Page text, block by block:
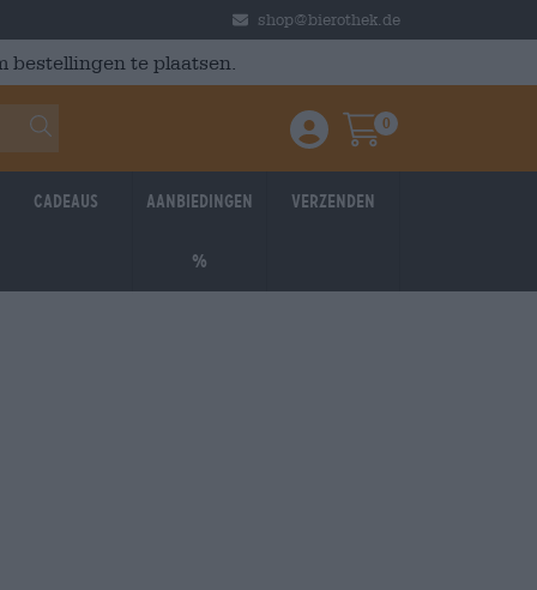
shop@bierothek.de
te plaatsen.
Einloggen / Anmelden
Warenkorb
0
Cadeaus Aanbiedingen
%
Verzenden